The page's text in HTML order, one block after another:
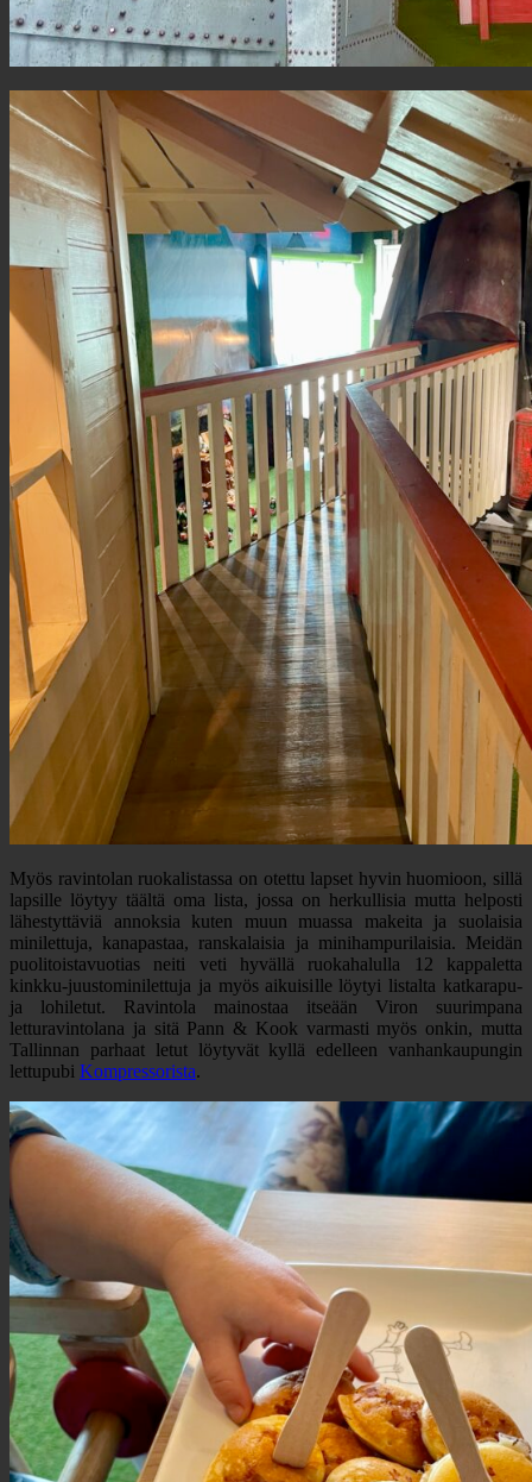
Myös ravintolan ruokalistassa on otettu lapset hyvin huomioon, sillä
lapsille löytyy täältä oma lista, jossa on herkullisia mutta helposti
lähestyttäviä annoksia kuten muun muassa makeita ja suolaisia
minilettuja, kanapastaa, ranskalaisia ja minihampurilaisia. Meidän
puolitoistavuotias neiti veti hyvällä ruokahalulla 12 kappaletta
kinkku-juustominilettuja ja myös aikuisille löytyi listalta katkarapu-
ja lohiletut. Ravintola mainostaa itseään Viron suurimpana
letturavintolana ja sitä Pann & Kook varmasti myös onkin, mutta
Tallinnan parhaat letut löytyvät kyllä edelleen vanhankaupungin
lettupubi Kompressorista.